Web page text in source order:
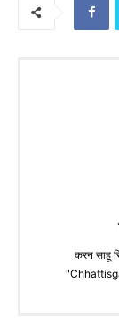
करन साहू